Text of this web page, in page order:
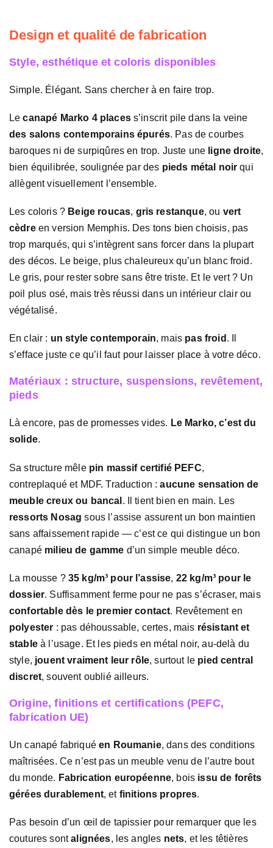
Design et qualité de fabrication
Style, esthétique et coloris disponibles
Simple. Élégant. Sans chercher à en faire trop.
Lecanapé Marko 4 placess’inscrit pile dans la veine
des salons contemporains épurés. Pas de courbes
baroques ni de surpiqûres en trop. Juste une ligne droite,
bien équilibrée, soulignée par des pieds métal noir qui
allègent visuellement l’ensemble.
Les coloris ? Beige roucas, gris restanque, ou vert
cèdreen version Memphis. Des tons bien choisis, pas
trop marqués, qui s’intègrent sans forcer dans la plupart
des décos. Le beige, plus chaleureux qu’un blanc froid.
Le gris, pour rester sobre sans être triste. Et le vert ? Un
poil plus osé, mais très réussi dans un intérieur clair ou
végétalisé.
En clair : un style contemporain, mais pas froid . Il
s’efface juste ce qu’il faut pour laisser place à votre déco.
Matériaux : structure, suspensions, revêtement,
pieds
Là encore, pas de promesses vides. Le Marko, c’est du
solide.
Sa structure mêle pin massif certifié PEFC,
contreplaqué et MDF. Traduction :aucune sensation de
meuble creux ou bancal . Il tient bien en main. Les
ressorts Nosag sous l’assise assurent un bon maintien
sans affaissement rapide — c’est ce qui distingue un bon
canapé milieu de gamme d’un simple meuble déco.
La mousse ? 35 kg/m³ pour l’assise, 22 kg/m³ pour le
dossier. Suffisamment ferme pour ne pas s’écraser, mais
confortable dès le premier contact. Revêtement en
polyester : pas déhoussable, certes, mais résistant et
stableà l’usage. Et les pieds en métal noir, au-delà du
style, jouent vraiment leur rôle, surtout le pied central
discret, souvent oublié ailleurs.
Origine, finitions et certifications (PEFC,
fabrication UE)
Un canapé fabriquéen Roumanie, dans des conditions
maîtrisées. Ce n’est pas un meuble venu de l’autre bout
du monde. Fabrication européenne, bois issu de forêts
gérées durablement, et finitions propres.
Pas besoin d’un œil de tapissier pour remarquer que les
coutures sontalignées, les angles nets, et les têtières